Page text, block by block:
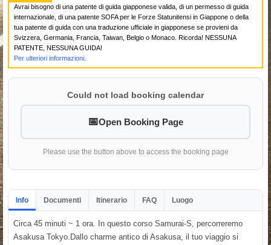
Avrai bisogno di una patente di guida giapponese valida, di un permesso di guida
internazionale, di una patente SOFA per le Forze Statunitensi in Giappone o della
tua patente di guida con una traduzione ufficiale in giapponese se provieni da
Svizzera, Germania, Francia, Taiwan, Belgio o Monaco. Ricorda! NESSUNA
PATENTE, NESSUNA GUIDA!
Per ulteriori informazioni.
Could not load booking calendar
Open Booking Page
Please use the button above to access the booking page
Info Documenti Itinerario FAQ Luogo
Circa 45 minuti ~ 1 ora. In questo corso Samurai-S, percorreremo
Asakusa Tokyo.Dallo charme antico di Asakusa, il tuo viaggio si